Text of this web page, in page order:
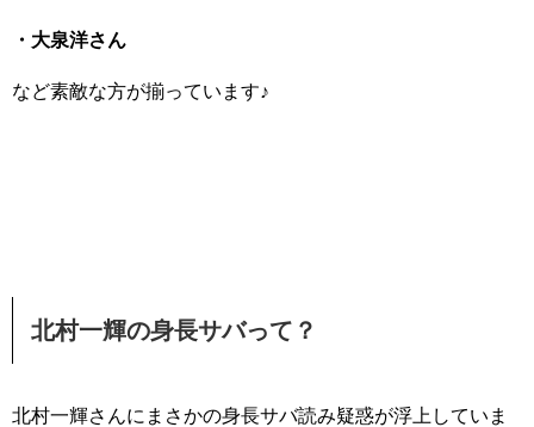
・大泉洋さん
など素敵な方が揃っています♪
北村一輝の身長サバって？
北村一輝さんにまさかの身長サバ読み疑惑が浮上していま